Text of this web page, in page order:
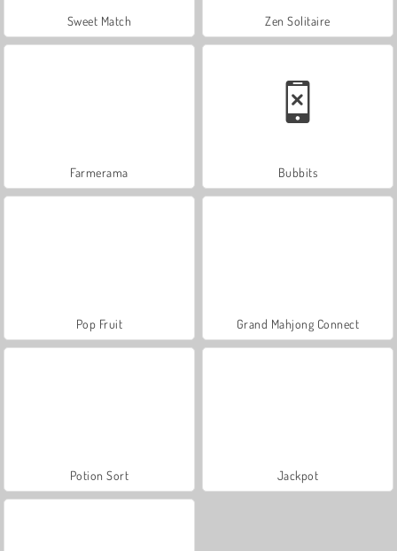
Sweet Match Zen Solitaire
Farmerama Bubbits
Pop Fruit Grand Mahjong Connect
Potion Sort Jackpot